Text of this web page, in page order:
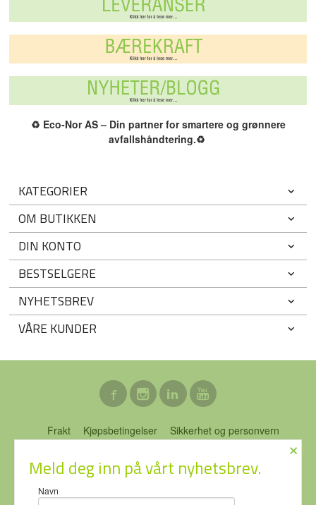
♻️ Eco-Nor AS – Din partner for smartere og grønnere
avfallshåndtering.♻️
KATEGORIER
OM BUTIKKEN
DIN KONTO
BESTSELGERE
NYHETSBREV
VÅRE KUNDER
Frakt Kjøpsbetingelser
Sikkerhet og personvern
ECO-NOR AS Stubberudveien 76 3031 DRAMMEN Tlf.
×
Meld deg inn på vårt nyhetsbrev.
Navn